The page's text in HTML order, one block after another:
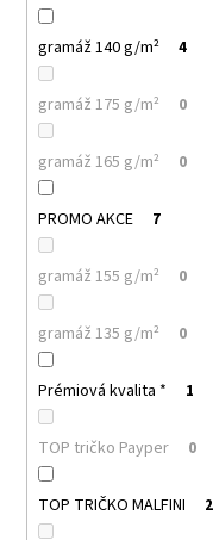
gramáž 140 g/m² 4
gramáž 175 g/m² 0
gramáž 165 g/m² 0
PROMO AKCE 7
gramáž 155 g/m² 0
gramáž 135 g/m² 0
Prémiová kvalita * 1
TOP tričko Payper 0
TOP TRIČKO MALFINI 2